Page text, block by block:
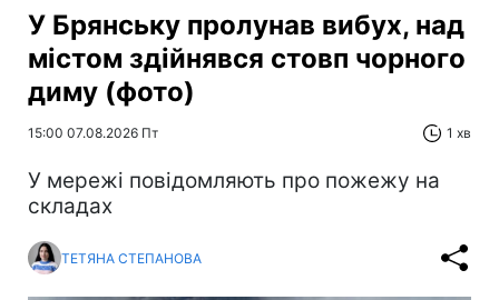
У Брянську пролунав вибух, над
містом здійнявся стовп чорного
диму (фото)
15:00 07.08.2026 Пт 1 хв
У мережі повідомляють про пожежу на
складах
ТЕТЯНА СТЕПАНОВА